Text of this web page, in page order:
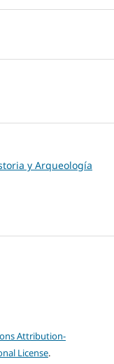
y Arqueología
Attribution-
License.